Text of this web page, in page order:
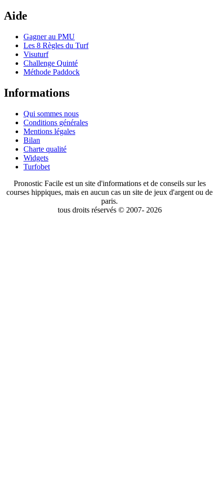
Aide
Gagner au PMU
Les 8 Règles du Turf
Visuturf
Challenge Quinté
Méthode Paddock
Informations
Qui sommes nous
Conditions générales
Mentions légales
Bilan
Charte qualité
Widgets
Turfobet
Pronostic Facile est un site d'informations et de conseils sur les
courses hippiques, mais en aucun cas un site de jeux d'argent ou de
paris.
tous droits réservés © 2007- 2026